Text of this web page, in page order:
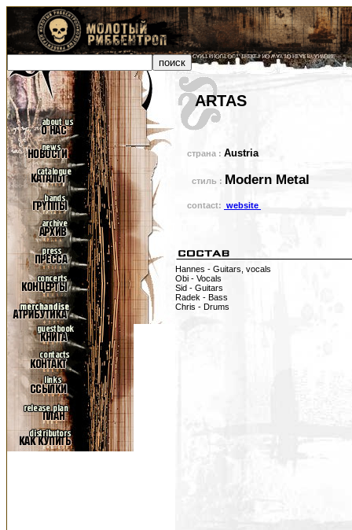
ARTAS
страна : Austria
стиль : Modern Metal
contact: website
Hannes - Guitars, vocals
Obi - Vocals
Sid - Guitars
Radek - Bass
Chris - Drums